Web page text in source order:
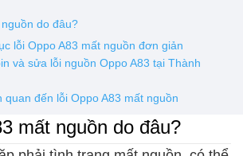
Vỏ Vivo
do đâu?
lỗi Oppo A83 mất nguồn đơn giản
và sửa lỗi nguồn Oppo A83 tại Thành
quan đến lỗi Oppo A83 mất nguồn
mất nguồn do đâu?